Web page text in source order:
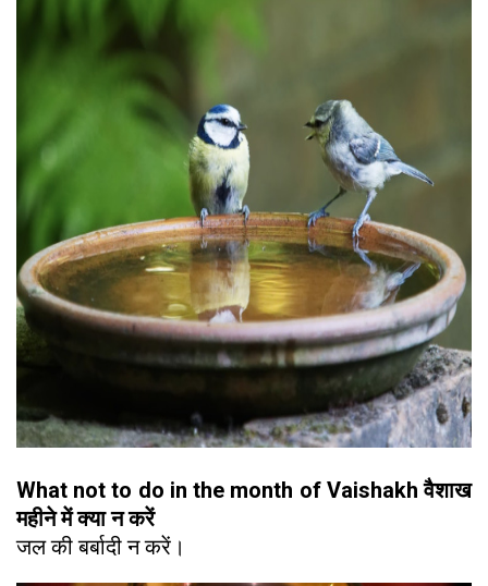
What not to do in the month of Vaishakh वैशाख
महीने में क्या न करें
जल की बर्बादी न करें।